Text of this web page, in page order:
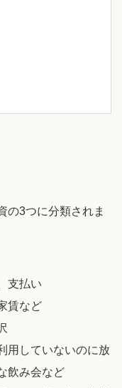
の3つに分類されま
支払い
賃など
用していないのに放
飲み会など